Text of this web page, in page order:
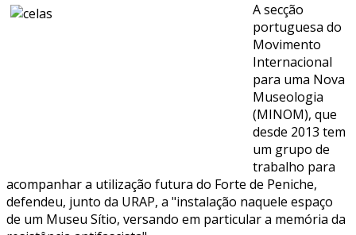
A secção
portuguesa do
Movimento
Internacional
para uma Nova
Museologia
(MINOM), que
desde 2013 tem
um grupo de
trabalho para
acompanhar a utilização futura do Forte de Peniche,
defendeu, junto da URAP, a "instalação naquele espaço
de um Museu Sítio, versando em particular a memória da